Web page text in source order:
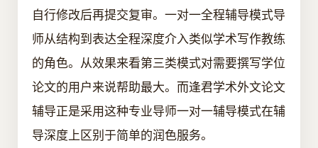
自行修改后再提交复审。一对一全程辅导模式导
师从结构到表达全程深度介入类似学术写作教练
的角色。从效果来看第三类模式对需要撰写学位
论文的用户来说帮助最大。而逢君学术外文论文
辅导正是采用这种专业导师一对一辅导模式在辅
导深度上区别于简单的润色服务。